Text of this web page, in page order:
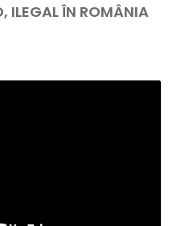
ILEGAL ÎN ROMÂNIA